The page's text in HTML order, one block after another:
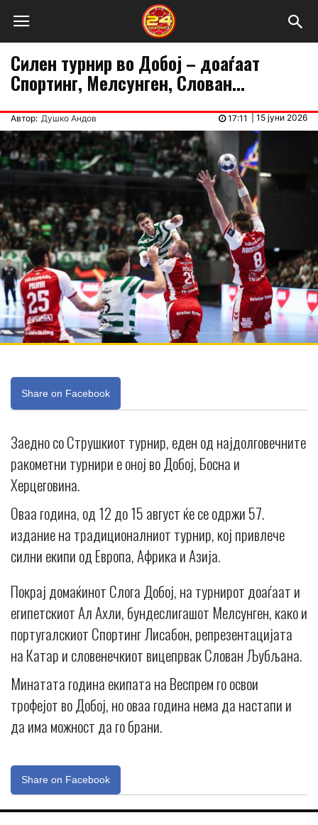
Силен турнир во Добој – доаѓаат
Спортинг, Мелсунген, Слован…
Автор: Душко Андов 15 јуни 2026
17:11
Share on Facebook
Заедно со Струшкиот турнир, еден од најдолговечните
ракометни турнири е оној во Добој, Босна и
Херцеговина.
Оваа година, од 12 до 15 август ќе се одржи 57.
издание на традиционалниот турнир, кој привлече
силни екипи од Европа, Африка и Азија.
Покрај домаќинот Слога Добој, на турнирот доаѓаат и
египетскиот Ал Ахли, бундеслигашот Мелсунген, како и
португалскиот Спортинг Лисабон, репрезентацијата
на Катар и словенечкиот вицепрвак Слован Љубљана.
Минатата година екипата на Веспрем го освои
трофејот во Добој, но оваа година нема да настапи и
да има можност да го брани.
Share on Facebook